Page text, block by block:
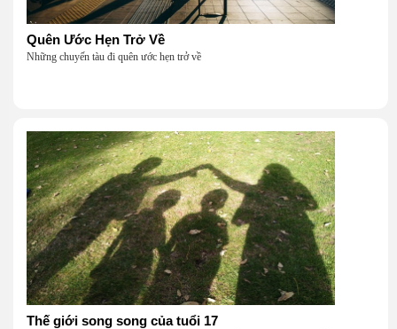
Quên Ước Hẹn Trở Về
Những chuyến tàu đi quên ước hẹn trở về
Thế giới song song của tuổi 17